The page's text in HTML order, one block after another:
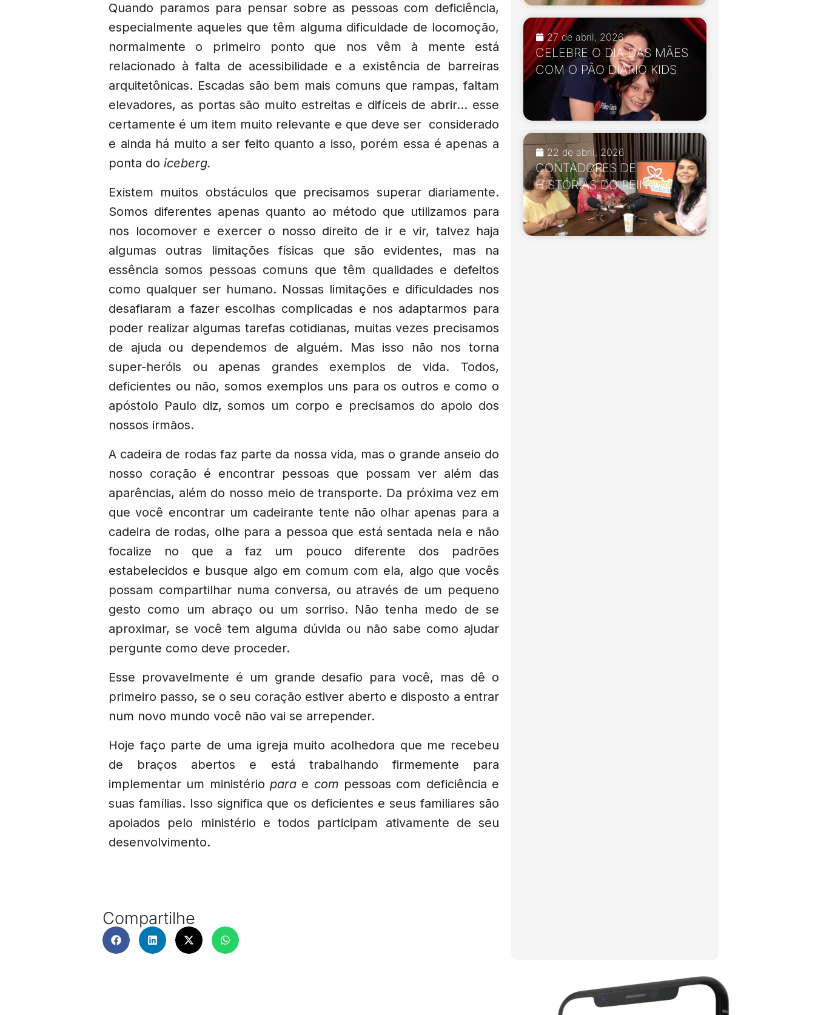
Quando paramos para pensar sobre as pessoas com deficiência,
especialmente aqueles que têm alguma dificuldade de locomoção,
normalmente o primeiro ponto que nos vêm à mente está
relacionado à falta de acessibilidade e a existência de barreiras
arquitetônicas. Escadas são bem mais comuns que rampas, faltam
elevadores, as portas são muito estreitas e difíceis de abrir… esse
certamente é um item muito relevante e que deve ser considerado
e ainda há muito a ser feito quanto a isso, porém essa é apenas a
ponta do iceberg.
Existem muitos obstáculos que precisamos superar diariamente.
Somos diferentes apenas quanto ao método que utilizamos para
nos locomover e exercer o nosso direito de ir e vir, talvez haja
algumas outras limitações físicas que são evidentes, mas na
essência somos pessoas comuns que têm qualidades e defeitos
como qualquer ser humano. Nossas limitações e dificuldades nos
desafiaram a fazer escolhas complicadas e nos adaptarmos para
poder realizar algumas tarefas cotidianas, muitas vezes precisamos
de ajuda ou dependemos de alguém. Mas isso não nos torna
super-heróis ou apenas grandes exemplos de vida. Todos,
deficientes ou não, somos exemplos uns para os outros e como o
apóstolo Paulo diz, somos um corpo e precisamos do apoio dos
nossos irmãos.
A cadeira de rodas faz parte da nossa vida, mas o grande anseio do
nosso coração é encontrar pessoas que possam ver além das
aparências, além do nosso meio de transporte. Da próxima vez em
que você encontrar um cadeirante tente não olhar apenas para a
cadeira de rodas, olhe para a pessoa que está sentada nela e não
focalize no que a faz um pouco diferente dos padrões
estabelecidos e busque algo em comum com ela, algo que vocês
possam compartilhar numa conversa, ou através de um pequeno
gesto como um abraço ou um sorriso. Não tenha medo de se
aproximar, se você tem alguma dúvida ou não sabe como ajudar
pergunte como deve proceder.
Esse provavelmente é um grande desafio para você, mas dê o
primeiro passo, se o seu coração estiver aberto e disposto a entrar
num novo mundo você não vai se arrepender.
Hoje faço parte de uma igreja muito acolhedora que me recebeu
de braços abertos e está trabalhando firmemente para
implementar um ministério para e com pessoas com deficiência e
suas famílias. Isso significa que os deficientes e seus familiares são
apoiados pelo ministério e todos participam ativamente de seu
desenvolvimento.
Compartilhe
27 de abril, 2026
CELEBRE O DIA DAS MÃES
COM O PÃO DIÁRIO KIDS
22 de abril, 2026
CONTADORES DE
HISTÓRIAS DO REINO